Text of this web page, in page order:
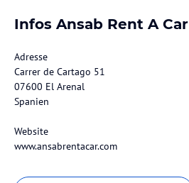
Infos Ansab Rent A Car
Adresse
Carrer de Cartago 51
07600 El Arenal
Spanien
Website
www.ansabrentacar.com